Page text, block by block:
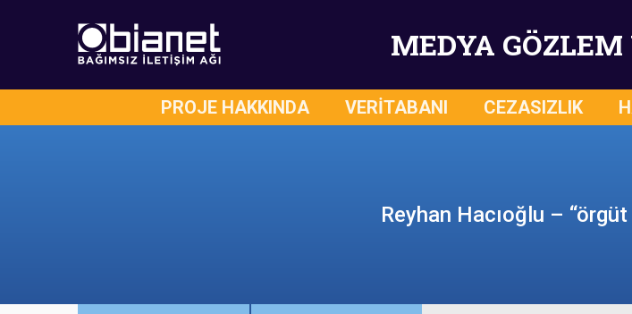
MEDYA
PROJE HAKKINDA VERİTABANI CEZASIZLIK
Reyhan Hacıoğlu –